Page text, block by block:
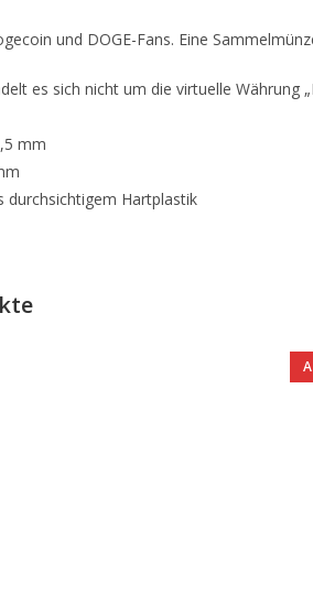
und DOGE-Fans. Eine
es sich nicht um die virtuelle Währung
mm
durchsichtigem Hartplastik